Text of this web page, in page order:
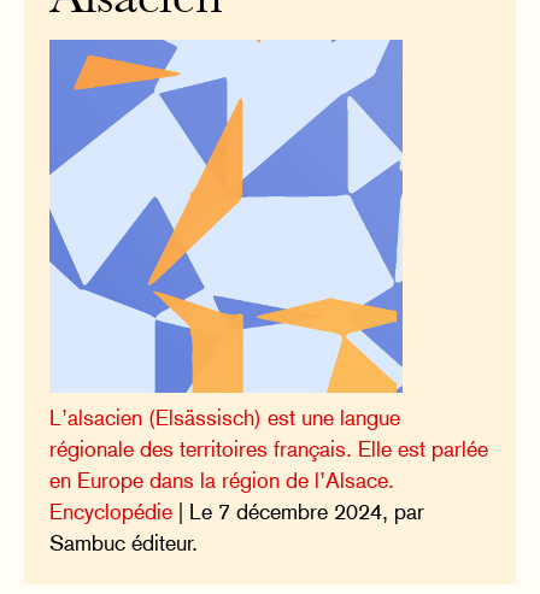
L’alsacien (Elsässisch) est une langue
régionale des territoires français. Elle est parlée
en Europe dans la région de l’Alsace.
Encyclopédie | Le 7 décembre 2024, par
Sambuc éditeur.